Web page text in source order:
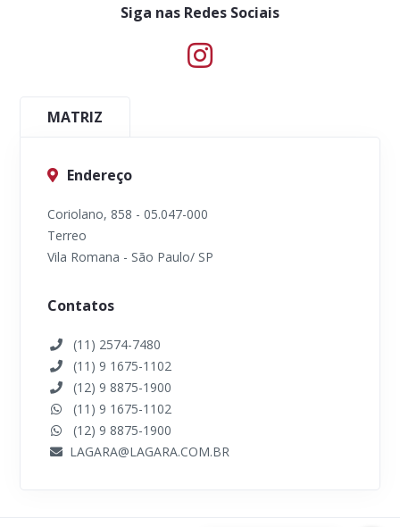
Siga nas Redes Sociais
MATRIZ
Endereço
Coriolano, 858 - 05.047-000
Terreo
Vila Romana - São Paulo/ SP
Contatos
(11) 2574-7480
(11) 9 1675-1102
(12) 9 8875-1900
(11) 9 1675-1102
(12) 9 8875-1900
LAGARA@LAGARA.COM.BR